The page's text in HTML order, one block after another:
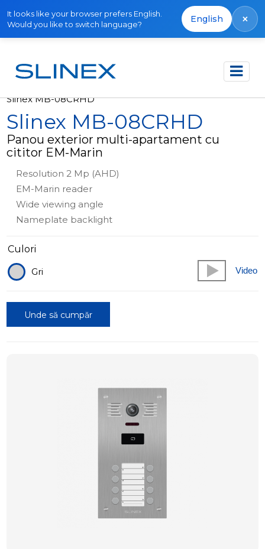
It looks like your browser prefers English.
Would you like to switch language?
English ×
Acasă Produse Panouri exterioare
Slinex MB-08CRHD
Slinex MB-08CRHD
Panou exterior multi-apartament cu
cititor EM-Marin
Resolution 2 Mp (AHD)
EM-Marin reader
Wide viewing angle
Nameplate backlight
Culori
Gri
Video
Unde să cumpăr